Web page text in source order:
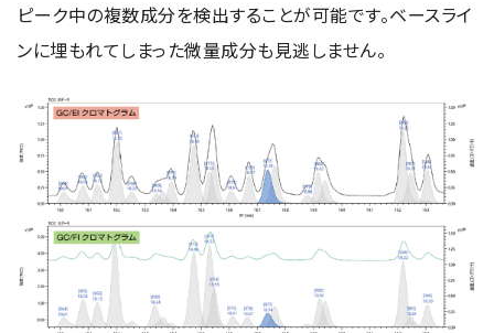
ピーク中の複数成分を検出することが可能です。ベースライ
ンに埋もれてしまった微量成分も見逃しません。